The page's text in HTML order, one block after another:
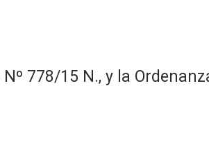
778/15 N., y la